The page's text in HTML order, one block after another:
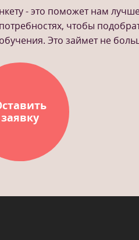
- это поможет нам
чтобы
Это займет не
заявку